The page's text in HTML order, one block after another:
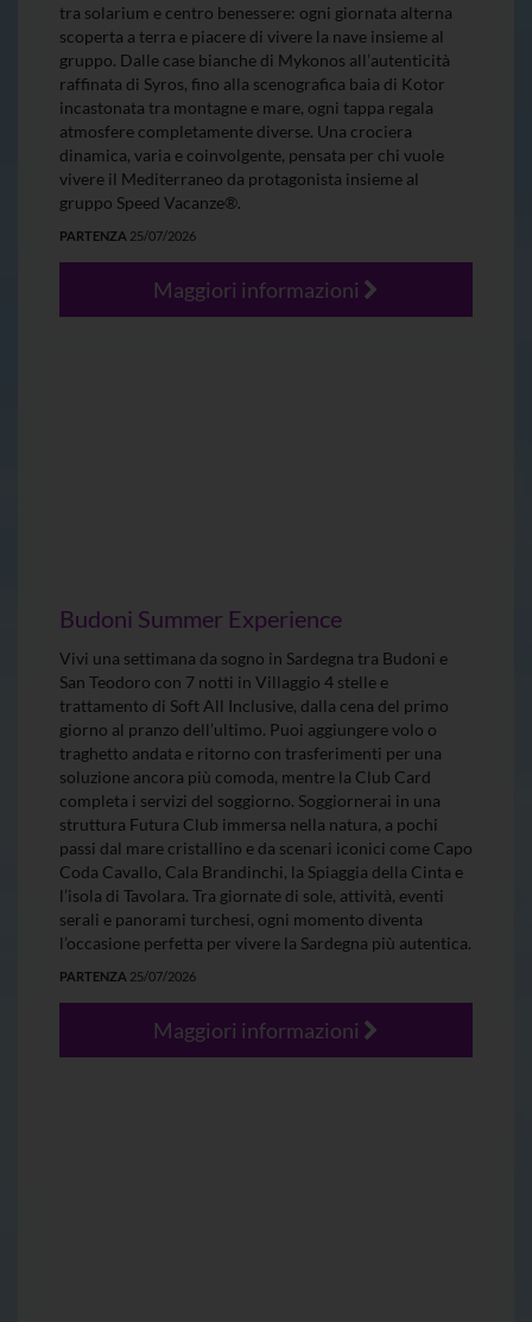
tra solarium e centro benessere: ogni giornata alterna
scoperta a terra e piacere di vivere la nave insieme al
gruppo. Dalle case bianche di Mykonos all’autenticità
raffinata di Syros, fino alla scenografica baia di Kotor
incastonata tra montagne e mare, ogni tappa regala
atmosfere completamente diverse. Una crociera
dinamica, varia e coinvolgente, pensata per chi vuole
vivere il Mediterraneo da protagonista insieme al
gruppo Speed Vacanze®.
PARTENZA 25/07/2026
Maggiori informazioni
Budoni Summer Experience
Vivi una settimana da sogno in Sardegna tra Budoni e
San Teodoro con 7 notti in Villaggio 4 stelle e
trattamento di Soft All Inclusive, dalla cena del primo
giorno al pranzo dell’ultimo. Puoi aggiungere volo o
traghetto andata e ritorno con trasferimenti per una
soluzione ancora più comoda, mentre la Club Card
completa i servizi del soggiorno. Soggiornerai in una
struttura Futura Club immersa nella natura, a pochi
passi dal mare cristallino e da scenari iconici come Capo
Coda Cavallo, Cala Brandinchi, la Spiaggia della Cinta e
l’isola di Tavolara. Tra giornate di sole, attività, eventi
serali e panorami turchesi, ogni momento diventa
l’occasione perfetta per vivere la Sardegna più autentica.
PARTENZA 25/07/2026
Maggiori informazioni